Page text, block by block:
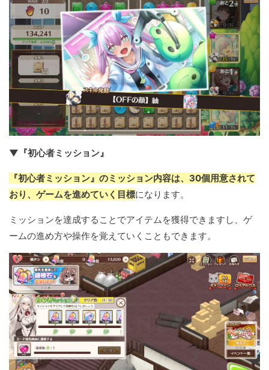
▼『初心者ミッション』
『初心者ミッション』のミッション内容は、30個用意されて
おり、ゲームを進めていく目標になります。
ミッションを達成することでアイテムを獲得できますし、ゲ
ームの進め方や操作を覚えていくこともできます。